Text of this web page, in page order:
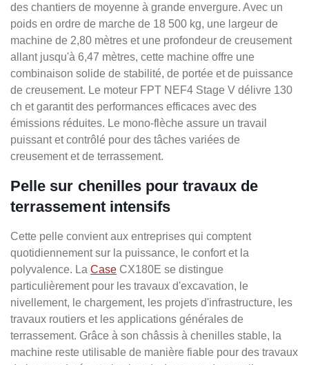
des chantiers de moyenne à grande envergure. Avec un
poids en ordre de marche de 18 500 kg, une largeur de
machine de 2,80 mètres et une profondeur de creusement
allant jusqu'à 6,47 mètres, cette machine offre une
combinaison solide de stabilité, de portée et de puissance
de creusement. Le moteur FPT NEF4 Stage V délivre 130
ch et garantit des performances efficaces avec des
émissions réduites. Le mono-flèche assure un travail
puissant et contrôlé pour des tâches variées de
creusement et de terrassement.
Pelle sur chenilles pour travaux de
terrassement intensifs
Cette pelle convient aux entreprises qui comptent
quotidiennement sur la puissance, le confort et la
polyvalence. La Case CX180E se distingue
particulièrement pour les travaux d'excavation, le
nivellement, le chargement, les projets d'infrastructure, les
travaux routiers et les applications générales de
terrassement. Grâce à son châssis à chenilles stable, la
machine reste utilisable de manière fiable pour des travaux